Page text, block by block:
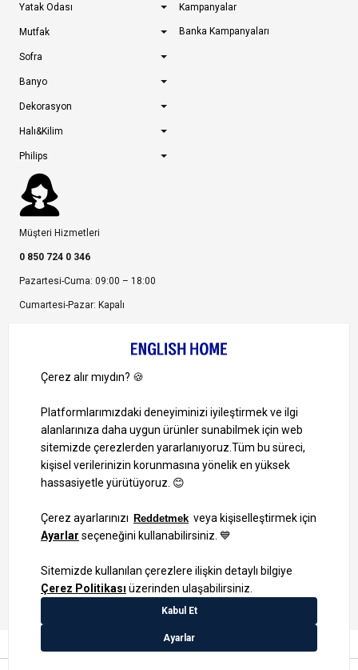
Yatak Odası
Mutfak
Sofra
Banyo
Dekorasyon
Halı&Kilim
Philips
Kampanyalar
Banka Kampanyaları
Müşteri Hizmetleri
0 850 724 0 346
Pazartesi-Cuma: 09:00 – 18:00
Cumartesi-Pazar: Kapalı
Ayrıcalıklardan yararlanmak için uygulamamızı indirin.
1000 TL ve Üzeri Alışverişlerinizde Kargo Bedava!
Bilgi Toplum Hizmetleri
KVKK Veri İşleme Politikamız